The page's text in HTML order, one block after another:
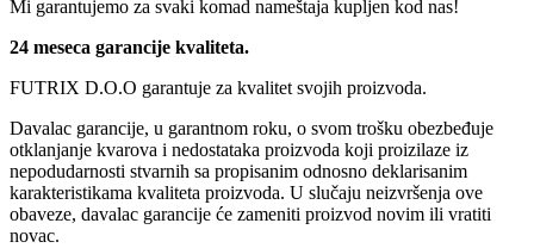
Mi garantujemo za svaki komad nameštaja kupljen kod nas!
24 meseca garancije kvaliteta.
FUTRIX D.O.O garantuje za kvalitet svojih proizvoda.
Davalac garancije, u garantnom roku, o svom trošku obezbeđuje
otklanjanje kvarova i nedostataka proizvoda koji proizilaze iz
nepodudarnosti stvarnih sa propisanim odnosno deklarisanim
karakteristikama kvaliteta proizvoda. U slučaju neizvršenja ove
obaveze, davalac garancije će zameniti proizvod novim ili vratiti
novac.